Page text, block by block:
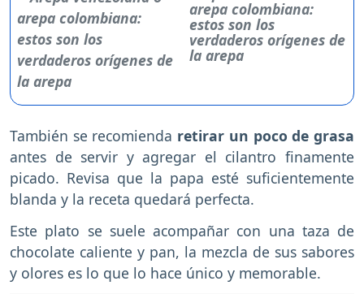
arepa colombiana:
estos son los
verdaderos orígenes de
la arepa
También se recomienda retirar un poco de grasa
antes de servir y agregar el cilantro finamente
picado. Revisa que la papa esté suficientemente
blanda y la receta quedará perfecta.
Este plato se suele acompañar con una taza de
chocolate caliente y pan, la mezcla de sus sabores
y olores es lo que lo hace único y memorable.